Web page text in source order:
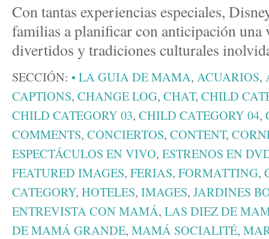
Con tantas experiencias especiales,
familias a planificar con anticipación una
divertidos y tradiciones culturales
SECCIÓN: • LA GUIA DE MAMA, ACUARIOS,
CAPTIONS, CHANGE LOG, CHAT, CHILD
CHILD CATEGORY 03, CHILD CATEGORY 04,
COMMENTS, CONCIERTOS, CONTENT,
ESPECTÁCULOS EN VIVO, ESTRENOS EN
FEATURED IMAGES, FERIAS, FORMATTING,
CATEGORY, HOTELES, IMAGES, JARDINES
ENTREVISTA CON MAMÁ, LAS DIEZ DE
DE MAMÁ GRANDE, MAMÁ SOCIALITÉ,